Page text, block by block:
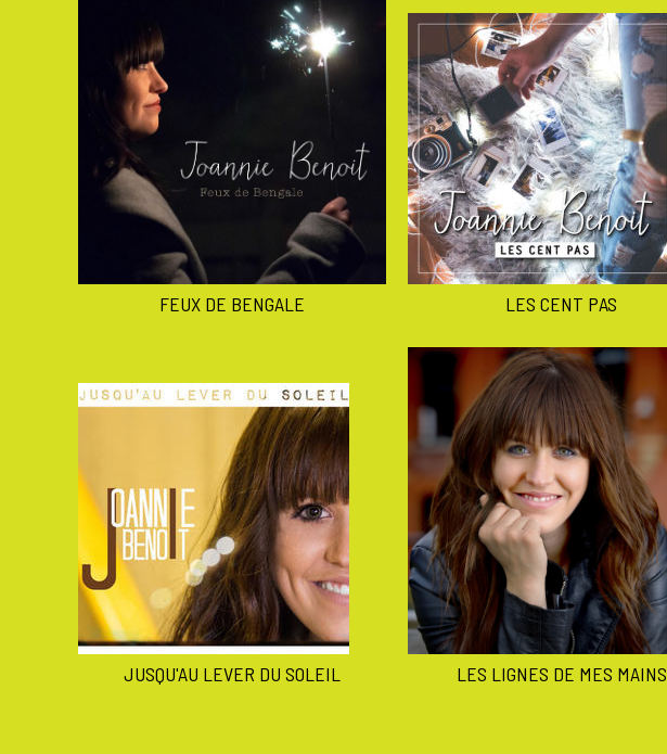
FEUX DE BENGALE LES CENT PAS
JUSQU'AU LEVER DU SOLEIL LES LIGNES DE MES MAINS